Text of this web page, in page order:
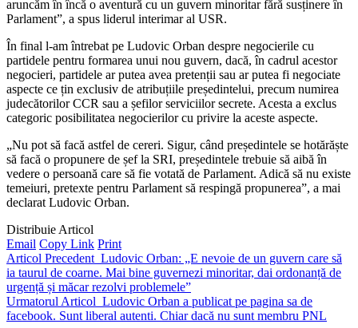
aruncăm în încă o aventură cu un guvern minoritar fără susținere în
Parlament”, a spus liderul interimar al USR.
În final l-am întrebat pe Ludovic Orban despre negocierile cu
partidele pentru formarea unui nou guvern, dacă, în cadrul acestor
negocieri, partidele ar putea avea pretenții sau ar putea fi negociate
aspecte ce țin exclusiv de atribuțiile președintelui, precum numirea
judecătorilor CCR sau a șefilor serviciilor secrete. Acesta a exclus
categoric posibilitatea negocierilor cu privire la aceste aspecte.
„Nu pot să facă astfel de cereri. Sigur, când președintele se hotărăște
să facă o propunere de șef la SRI, președintele trebuie să aibă în
vedere o persoană care să fie votată de Parlament. Adică să nu existe
temeiuri, pretexte pentru Parlament să respingă propunerea”, a mai
declarat Ludovic Orban.
Distribuie Articol
Email Copy Link Print
Articol Precedent Ludovic Orban: „E nevoie de un guvern care să
ia taurul de coarne. Mai bine guvernezi minoritar, dai ordonanță de
urgență și măcar rezolvi problemele”
Urmatorul Articol Ludovic Orban a publicat pe pagina sa de
facebook. Sunt liberal autenti. Chiar dacă nu sunt membru PNL